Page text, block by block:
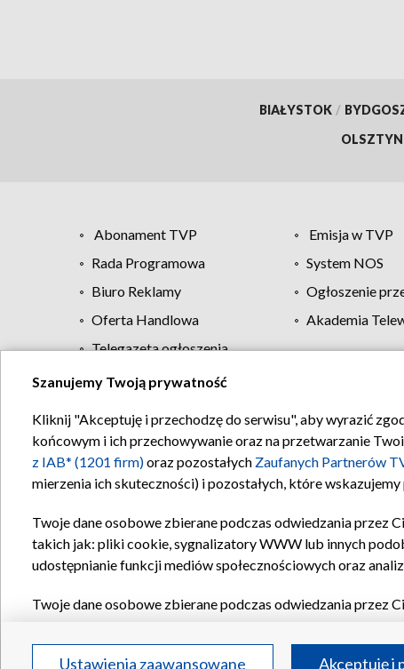
BIAŁYSTOK /
OLSZTYN
Abonament TVP Emisja w TVP
Rada Programowa
System NOS
Biuro Reklamy
Ogłoszenie
Oferta Handlowa
Akademia
Telegazeta ogłoszenia
Regulamin TVP
Szanujemy Twoją prywatność
Kliknij "Akceptuję i przechodzę do serwisu", aby wyrazić
końcowym i ich przechowywanie oraz na przetwarzanie
z IAB* (1201 firm)oraz pozostałych Zaufanych Partnerów
mierzenia ich skuteczności) i pozostałych, które
Twoje dane osobowe zbierane podczas odwiedzania przez
takich jak: pliki cookie, sygnalizatory WWW lub innych
udostępnianie funkcji mediów społecznościowych oraz
Twoje dane osobowe zbierane podczas odwiedzania przez
Partnerów TVPdla realizacji następujących celów i funkcji:
Ustawienia zaawansowane Akceptuję i